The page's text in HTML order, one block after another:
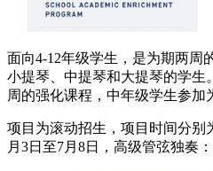
面向4-12年级学生，是为期两周
小提琴、中提琴和大提琴的学生
周的强化课程，中年级学生参加
项目为滚动招生，项目时间分别
月3日至7月8日，高级管弦独奏